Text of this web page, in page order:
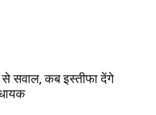
सवाल, कब इस्तीफा देंगे